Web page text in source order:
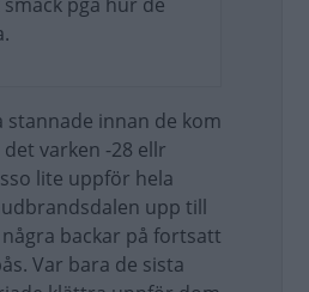
stannade innan de kom
varken -28 ellr
lite uppför hela
upp till
backar på fortsatt
Var bara de sista